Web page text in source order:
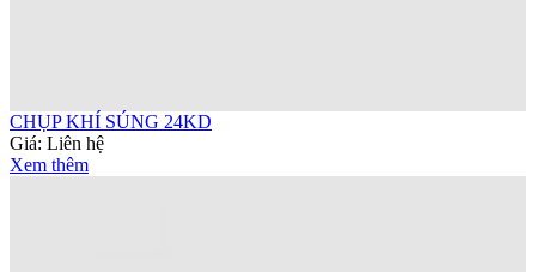
CHỤP KHÍ SÚNG 24KD
Giá: Liên hệ
Xem thêm